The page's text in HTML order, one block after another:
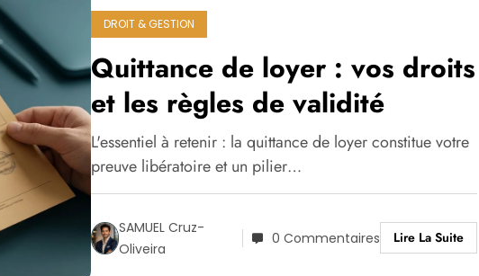
DROIT & GESTION
Quittance de loyer : vos droits
et les règles de validité
L'essentiel à retenir : la quittance de loyer constitue votre
preuve libératoire et un pilier…
SAMUEL Cruz-
Oliveira
0 Commentaires Lire La Suite